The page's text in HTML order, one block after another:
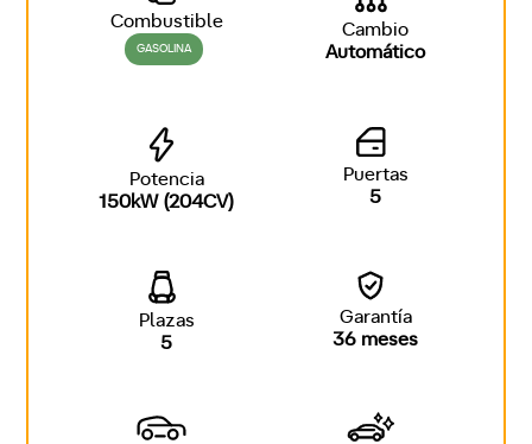
Combustible
GASOLINA
Cambio
Automático
Potencia
150kW (204CV)
Puertas
5
Plazas
5
Garantía
36 meses